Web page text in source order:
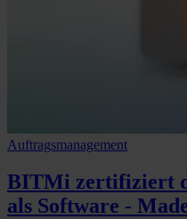
Auftragsmanagement
BITMi zertifiziert
als Software -